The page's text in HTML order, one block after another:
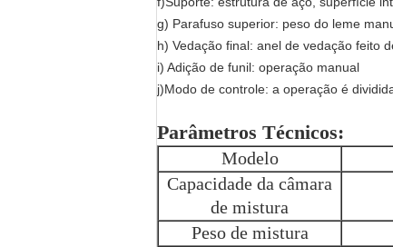
g) Parafuso superior: peso do leme
h) Vedação final: anel de vedação feito
i) Adição de funil: operação manual
j)Modo de controle: a operação é
Parâmetros Técnicos:
Modelo
Capacidade da câmara
de mistura
Peso de mistura